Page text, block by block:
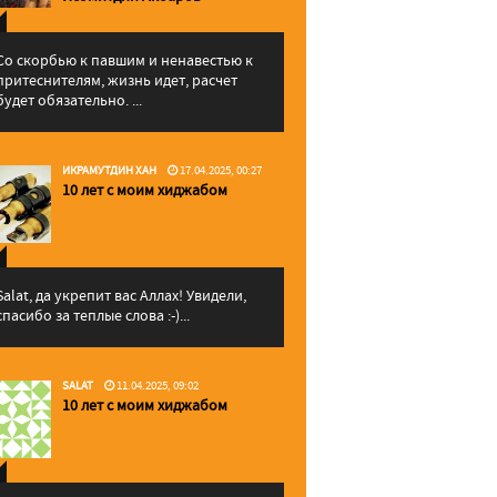
скорбью к павшим и ненавестью к
жизнь идет, расчет
обязательно. ...
ИКРАМУТДИН ХАН 17.04.2025, 00:27
10 лет с моим хиджабом
да укрепит вас Аллаx! Увидели,
за теплые слова :-)...
SALAT 11.04.2025, 09:02
10 лет с моим хиджабом